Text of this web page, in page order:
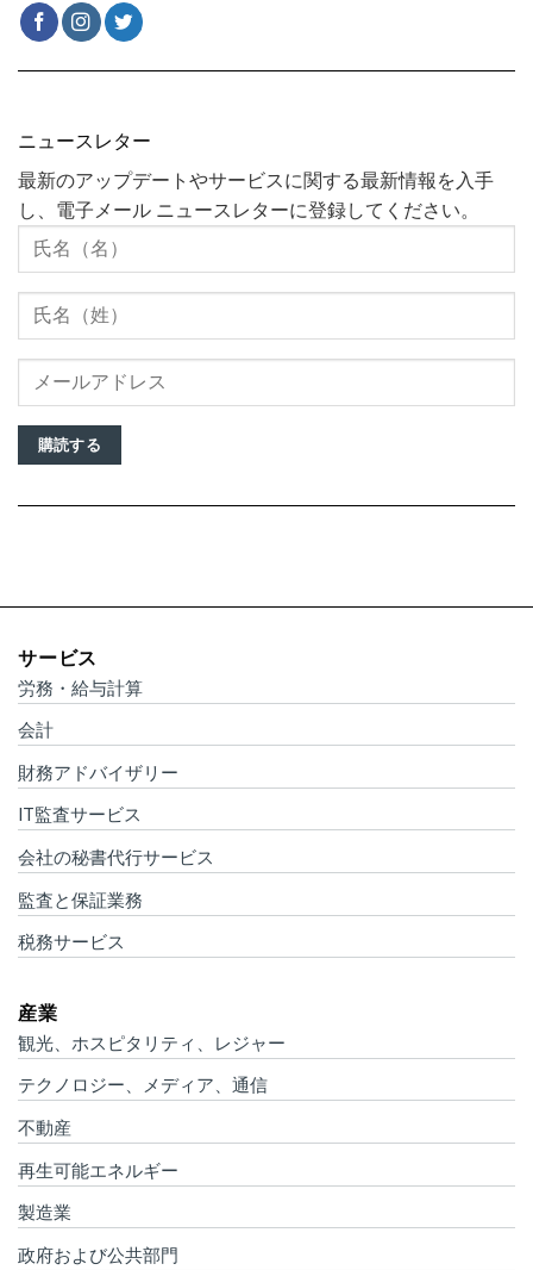
ニュースレター
最新のアップデートやサービスに関する最新情報を入手
し、電子メール ニュースレターに登録してください。
購読する
サービス
労務・給与計算
会計
財務アドバイザリー
IT監査サービス
会社の秘書代行サービス
監査と保証業務
税務サービス
産業
観光、ホスピタリティ、レジャー
テクノロジー、メディア、通信
不動産
再生可能エネルギー
製造業
政府および公共部門